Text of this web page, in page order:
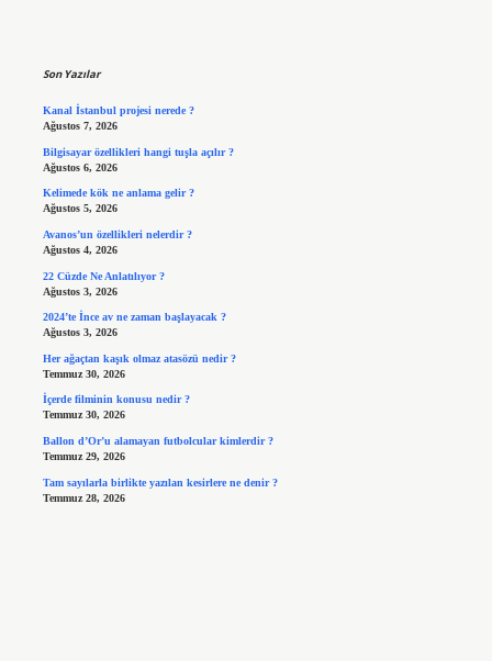
Son Yazılar
Kanal İstanbul projesi nerede ?
Ağustos 7, 2026
Bilgisayar özellikleri hangi tuşla açılır ?
Ağustos 6, 2026
Kelimede kök ne anlama gelir ?
Ağustos 5, 2026
Avanos’un özellikleri nelerdir ?
Ağustos 4, 2026
22 Cüzde Ne Anlatılıyor ?
Ağustos 3, 2026
2024’te İnce av ne zaman başlayacak ?
Ağustos 3, 2026
Her ağaçtan kaşık olmaz atasözü nedir ?
Temmuz 30, 2026
İçerde filminin konusu nedir ?
Temmuz 30, 2026
Ballon d’Or’u alamayan futbolcular kimlerdir ?
Temmuz 29, 2026
Tam sayılarla birlikte yazılan kesirlere ne denir ?
Temmuz 28, 2026